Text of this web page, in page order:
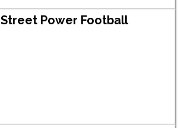
Street Power Football